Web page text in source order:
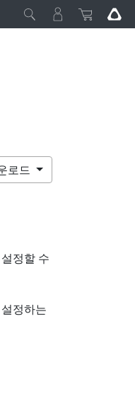
로드
정할 수
정하는